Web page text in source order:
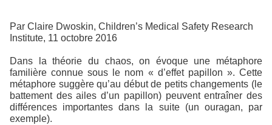
Par Claire Dwoskin, Children’s Medical Safety Research
Institute, 11 octobre 2016
Dans la théorie du chaos, on évoque une métaphore
familière connue sous le nom « d’effet papillon ». Cette
métaphore suggère qu’au début de petits changements (le
battement des ailes d’un papillon) peuvent entraîner des
différences importantes dans la suite (un ouragan, par
exemple).